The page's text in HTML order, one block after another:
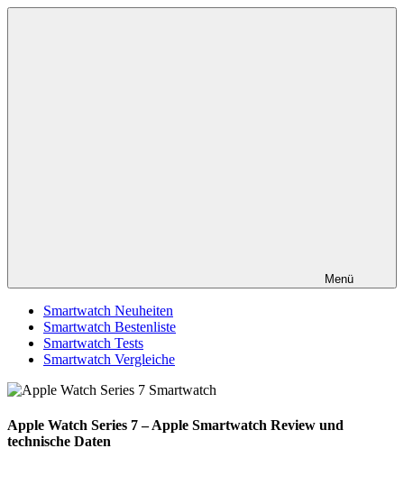
Zum
Menü
Smartwatch Neuheiten
Smartwatch Bestenliste
Smartwatch Tests
Smartwatch Vergleiche
Apple Watch Series 7 – Apple Smartwatch Review und
technische Daten